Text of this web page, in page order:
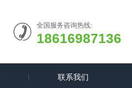
全国服务咨询热线:
18616987136
联系我们